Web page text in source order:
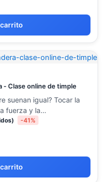
- Clase online de timple
suenan igual? Tocar la
fuerza y la…
-41%